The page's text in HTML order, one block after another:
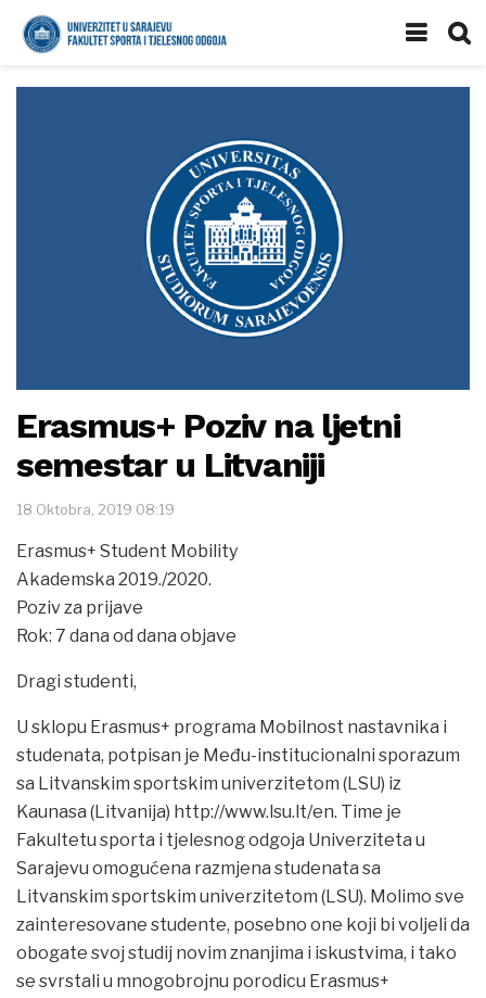
Erasmus+ Poziv na ljetni
semestar u Litvaniji
18 Oktobra, 2019 08:19
Erasmus+ Student Mobility
Akademska 2019./2020.
Poziv za prijave
Rok: 7 dana od dana objave
Dragi studenti,
U sklopu Erasmus+ programa Mobilnost nastavnika i
studenata, potpisan je Među-institucionalni sporazum
sa Litvanskim sportskim univerzitetom (LSU) iz
Kaunasa (Litvanija) http://www.lsu.lt/en. Time je
Fakultetu sporta i tjelesnog odgoja Univerziteta u
Sarajevu omogućena razmjena studenata sa
Litvanskim sportskim univerzitetom (LSU). Molimo sve
zainteresovane studente, posebno one koji bi voljeli da
obogate svoj studij novim znanjima i iskustvima, i tako
se svrstali u mnogobrojnu porodicu Erasmus+